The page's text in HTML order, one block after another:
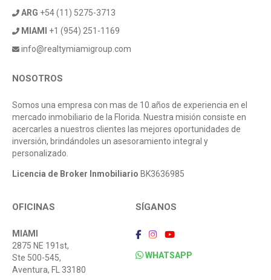
ARG +54 (11) 5275-3713
MIAMI
+1 (954) 251-1169
info@realtymiamigroup.com
NOSOTROS
Somos una empresa con mas de 10 años de experiencia en el
mercado inmobiliario de la Florida. Nuestra misión consiste en
acercarles a nuestros clientes las mejores oportunidades de
inversión, brindándoles un asesoramiento integral y
personalizado.
Licencia de Broker Inmobiliario BK3636985
OFICINAS
MIAMI
2875 NE 191st,
Ste 500-545,
Aventura, FL 33180
SÍGANOS
WHATSAPP